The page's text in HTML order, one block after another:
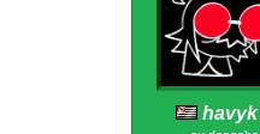
havyk